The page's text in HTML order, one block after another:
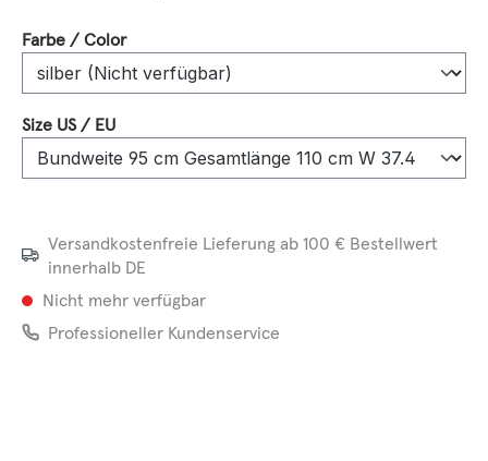
Farbe / Colorauswählen
Size US / EUauswählen
Versandkostenfreie Lieferung ab 100 € Bestellwert
innerhalb DE
Nicht mehr verfügbar
Professioneller Kundenservice